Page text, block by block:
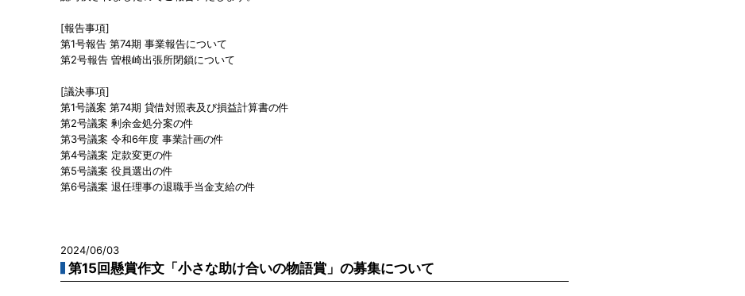
[報告事項]
第1号報告 第74期 事業報告について
第2号報告 曽根崎出張所閉鎖について
[議決事項]
第1号議案 第74期 貸借対照表及び損益計算書の件
第2号議案 剰余金処分案の件
第3号議案 令和6年度 事業計画の件
第4号議案 定款変更の件
第5号議案 役員選出の件
第6号議案 退任理事の退職手当金支給の件
2024/06/03
第15回懸賞作文「小さな助け合いの物語賞」の募集について